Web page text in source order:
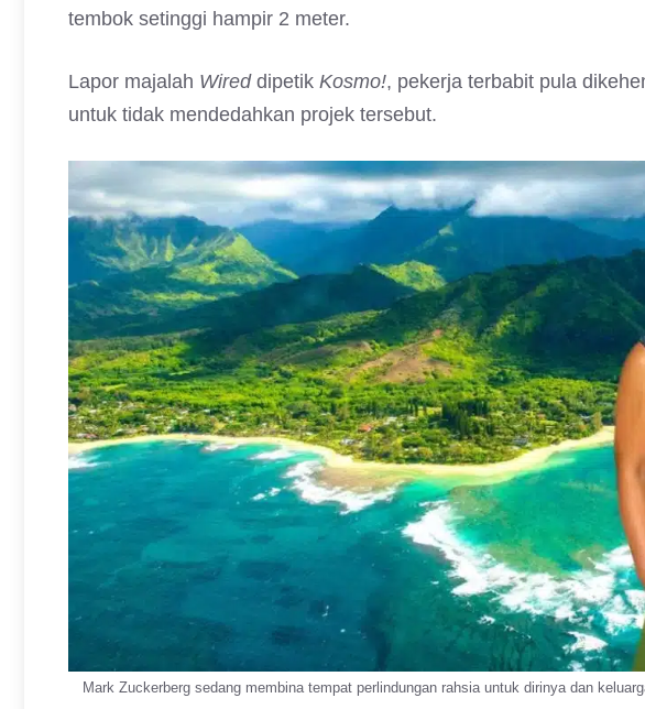
tembok setinggi hampir 2 meter.
Lapor majalah Wireddipetik Kosmo!, pekerja terbabit pula
untuk tidak mendedahkan projek tersebut.
Mark Zuckerberg sedang membina tempat perlindungan rahsia untuk dirinya dan